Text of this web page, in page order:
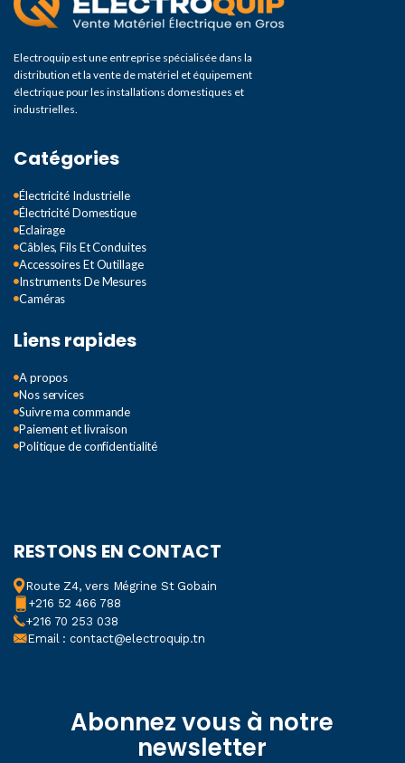
Electroquip est une entreprise spécialisée dans la
distribution et la vente de matériel et équipement
électrique pour les installations domestiques et
industrielles.
Catégories
Électricité Industrielle
Électricité Domestique
Eclairage
Câbles, Fils Et Conduites
Accessoires Et Outillage
Instruments De Mesures
Caméras
Liens rapides
A propos
Nos services
Suivre ma commande
Paiement et livraison
Politique de confidentialité
RESTONS EN CONTACT
Route Z4, vers Mégrine St Gobain
+216 52 466 788
+216 70 253 038
Email : contact@electroquip.tn
Abonnez vous à notre
newsletter